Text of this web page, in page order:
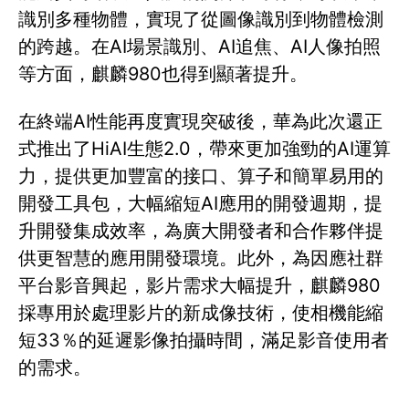
識別多種物體，實現了從圖像識別到物體檢測
的跨越。在AI場景識別、AI追焦、AI人像拍照
等方面，麒麟980也得到顯著提升。
在終端AI性能再度實現突破後，華為此次還正
式推出了HiAI生態2.0，帶來更加強勁的AI運算
力，提供更加豐富的接口、算子和簡單易用的
開發工具包，大幅縮短AI應用的開發週期，提
升開發集成效率，為廣大開發者和合作夥伴提
供更智慧的應用開發環境。此外，為因應社群
平台影音興起，影片需求大幅提升，麒麟980
採專用於處理影片的新成像技術，使相機能縮
短33％的延遲影像拍攝時間，滿足影音使用者
的需求。